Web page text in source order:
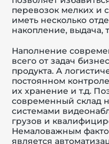
перевозок мелких и
иметь несколько
накопление, выдача,
Наполнение
всего от задач
продукта. А
постоянном
их хранение и т.д.
современный склад
системами
грузов и
Немаловажным
является